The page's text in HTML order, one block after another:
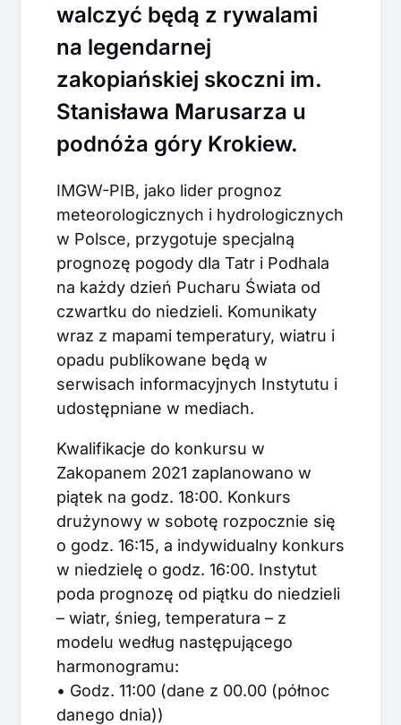
walczyć będą z rywalami
na legendarnej
zakopiańskiej skoczni im.
Stanisława Marusarza u
podnóża góry Krokiew.
IMGW-PIB, jako lider prognoz
meteorologicznych i hydrologicznych
w Polsce, przygotuje specjalną
prognozę pogody dla Tatr i Podhala
na każdy dzień Pucharu Świata od
czwartku do niedzieli. Komunikaty
wraz z mapami temperatury, wiatru i
opadu publikowane będą w
serwisach informacyjnych Instytutu i
udostępniane w mediach.
Kwalifikacje do konkursu w
Zakopanem 2021 zaplanowano w
piątek na godz. 18:00. Konkurs
drużynowy w sobotę rozpocznie się
o godz. 16:15, a indywidualny konkurs
w niedzielę o godz. 16:00. Instytut
poda prognozę od piątku do niedzieli
– wiatr, śnieg, temperatura – z
modelu według następującego
harmonogramu:
• Godz. 11:00 (dane z 00.00 (północ
danego dnia))